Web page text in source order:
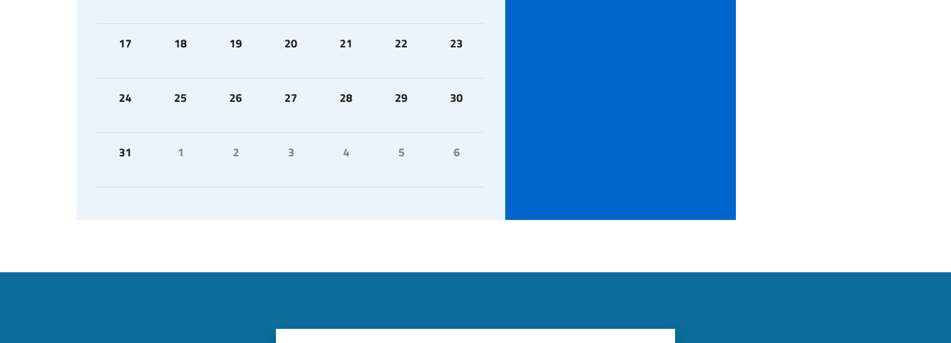
17 18 19 20 21 22 23
24 25 26 27 28 29 30
31 1 2 3 4 5 6